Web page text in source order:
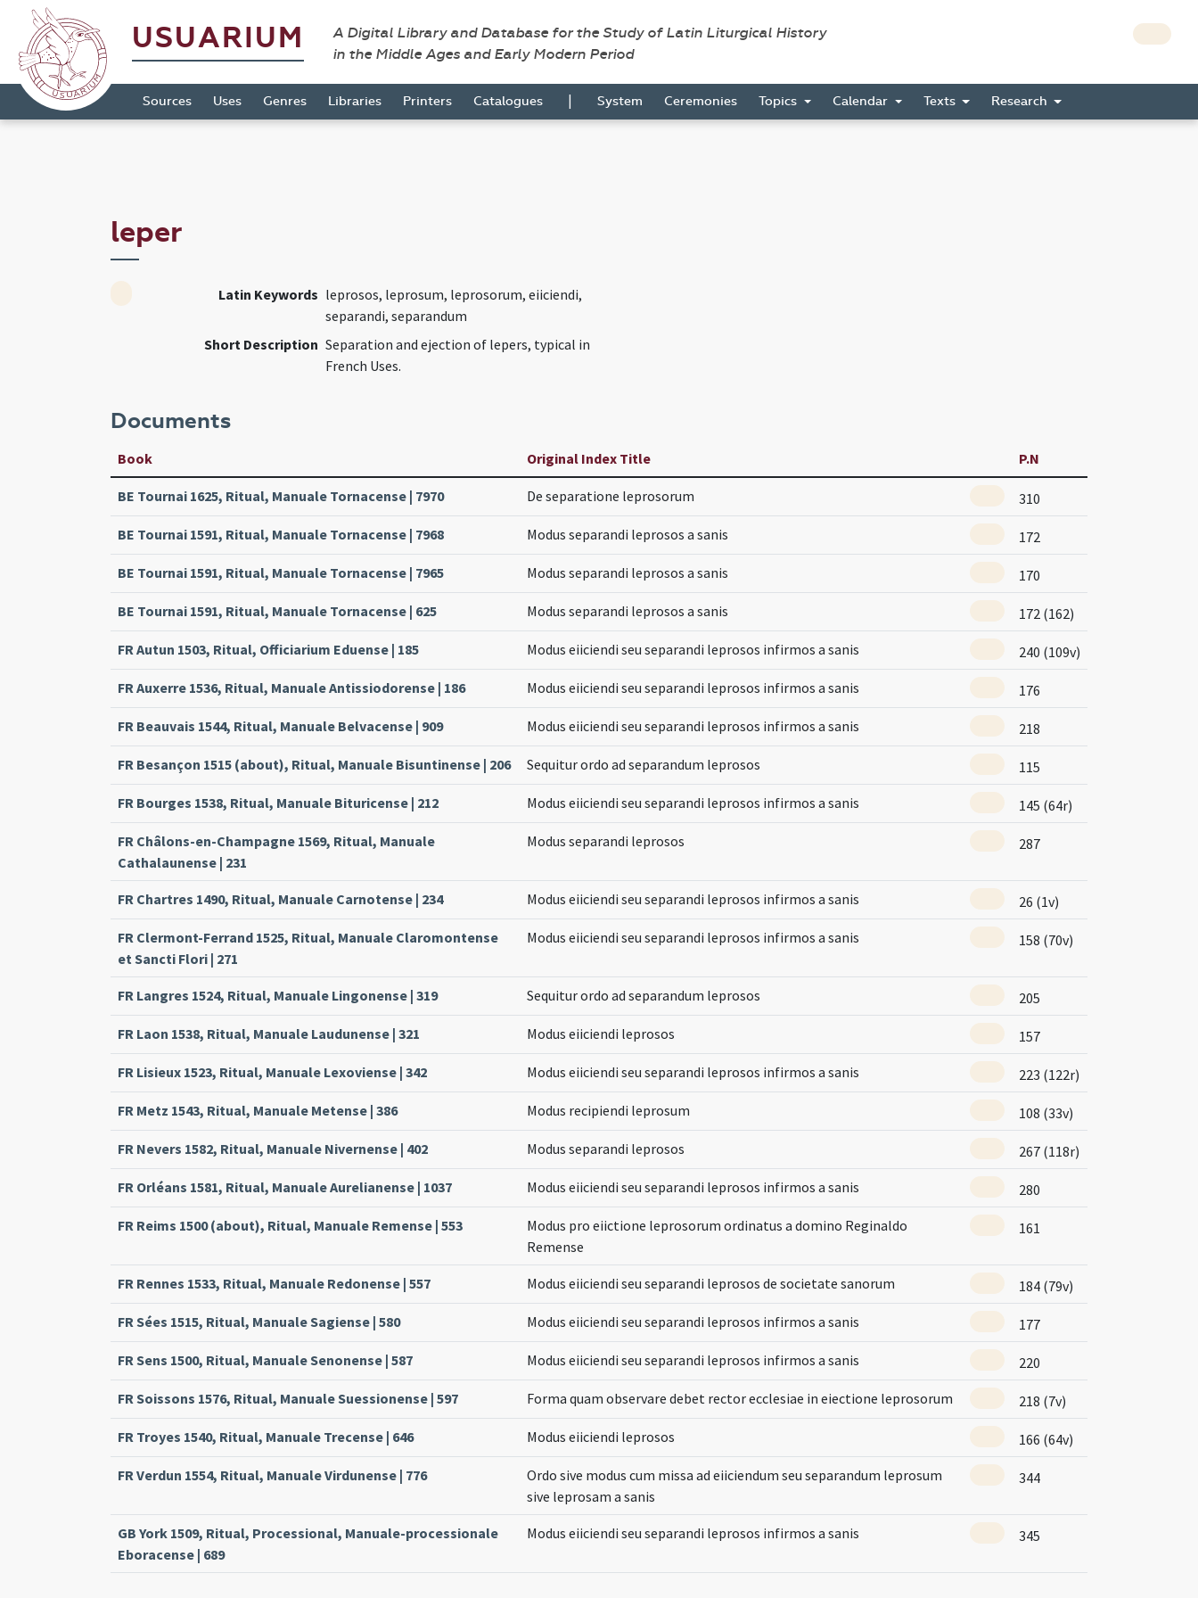
USUARIUM
A Digital Library and Database for the Study of Latin Liturgical History
in the Middle Ages and Early Modern Period
Sources Uses Genres Libraries Printers Catalogues | System Ceremonies Topics Calendar Texts Research
leper
Latin Keywords leprosos, leprosum, leprosorum, eiiciendi,
separandi, separandum
Short Description Separation and ejection of lepers, typical in
French Uses.
Documents
Book Original Index Title P.N
BE Tournai 1625, Ritual, Manuale Tornacense | 7970 De separatione leprosorum 310
BE Tournai 1591, Ritual, Manuale Tornacense | 7968 Modus separandi leprosos a sanis 172
BE Tournai 1591, Ritual, Manuale Tornacense | 7965 Modus separandi leprosos a sanis 170
BE Tournai 1591, Ritual, Manuale Tornacense | 625 Modus separandi leprosos a sanis 172 (162)
FR Autun 1503, Ritual, Officiarium Eduense | 185 Modus eiiciendi seu separandi leprosos infirmos a sanis 240 (109v)
FR Auxerre 1536, Ritual, Manuale Antissiodorense | 186 Modus eiiciendi seu separandi leprosos infirmos a sanis 176
FR Beauvais 1544, Ritual, Manuale Belvacense | 909 Modus eiiciendi seu separandi leprosos infirmos a sanis 218
FR Besançon 1515 (about), Ritual, Manuale Bisuntinense | 206 Sequitur ordo ad separandum leprosos 115
FR Bourges 1538, Ritual, Manuale Bituricense | 212 Modus eiiciendi seu separandi leprosos infirmos a sanis 145 (64r)
FR Châlons-en-Champagne 1569, Ritual, Manuale
Cathalaunense | 231
Modus separandi leprosos 287
FR Chartres 1490, Ritual, Manuale Carnotense | 234 Modus eiiciendi seu separandi leprosos infirmos a sanis 26 (1v)
FR Clermont-Ferrand 1525, Ritual, Manuale Claromontense
et Sancti Flori | 271
Modus eiiciendi seu separandi leprosos infirmos a sanis 158 (70v)
FR Langres 1524, Ritual, Manuale Lingonense | 319 Sequitur ordo ad separandum leprosos 205
FR Laon 1538, Ritual, Manuale Laudunense | 321 Modus eiiciendi leprosos 157
FR Lisieux 1523, Ritual, Manuale Lexoviense | 342 Modus eiiciendi seu separandi leprosos infirmos a sanis 223 (122r)
FR Metz 1543, Ritual, Manuale Metense | 386 Modus recipiendi leprosum 108 (33v)
FR Nevers 1582, Ritual, Manuale Nivernense | 402 Modus separandi leprosos 267 (118r)
FR Orléans 1581, Ritual, Manuale Aurelianense | 1037 Modus eiiciendi seu separandi leprosos infirmos a sanis 280
FR Reims 1500 (about), Ritual, Manuale Remense | 553
Modus pro eiictione leprosorum ordinatus a domino Reginaldo
Remense
161
FR Rennes 1533, Ritual, Manuale Redonense | 557 Modus eiiciendi seu separandi leprosos de societate sanorum 184 (79v)
FR Sées 1515, Ritual, Manuale Sagiense | 580 Modus eiiciendi seu separandi leprosos infirmos a sanis 177
FR Sens 1500, Ritual, Manuale Senonense | 587 Modus eiiciendi seu separandi leprosos infirmos a sanis 220
FR Soissons 1576, Ritual, Manuale Suessionense | 597 Forma quam observare debet rector ecclesiae in eiectione leprosorum 218 (7v)
FR Troyes 1540, Ritual, Manuale Trecense | 646 Modus eiiciendi leprosos 166 (64v)
FR Verdun 1554, Ritual, Manuale Virdunense | 776
Ordo sive modus cum missa ad eiiciendum seu separandum leprosum
sive leprosam a sanis
344
GB York 1509, Ritual, Processional, Manuale-processionale
Eboracense | 689
Modus eiiciendi seu separandi leprosos infirmos a sanis 345